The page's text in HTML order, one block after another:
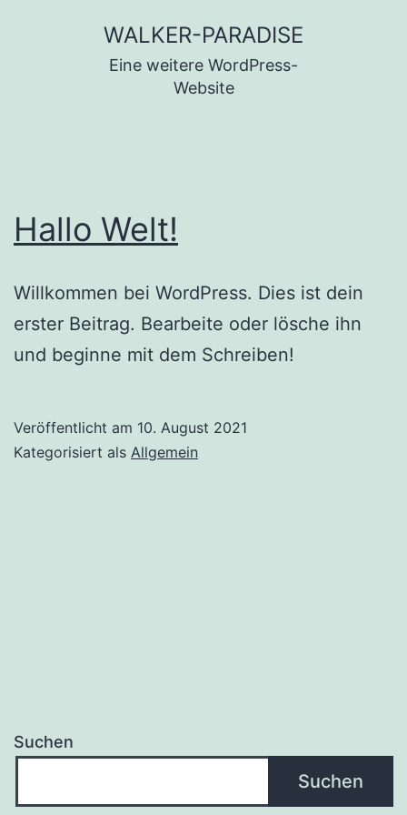
WALKER-PARADISE
Eine weitere WordPress-
Website
Hallo Welt!
Willkommen bei WordPress. Dies ist dein
erster Beitrag. Bearbeite oder lösche ihn
und beginne mit dem Schreiben!
Veröffentlicht am 10. August 2021
Kategorisiert als Allgemein
Suchen
Suchen